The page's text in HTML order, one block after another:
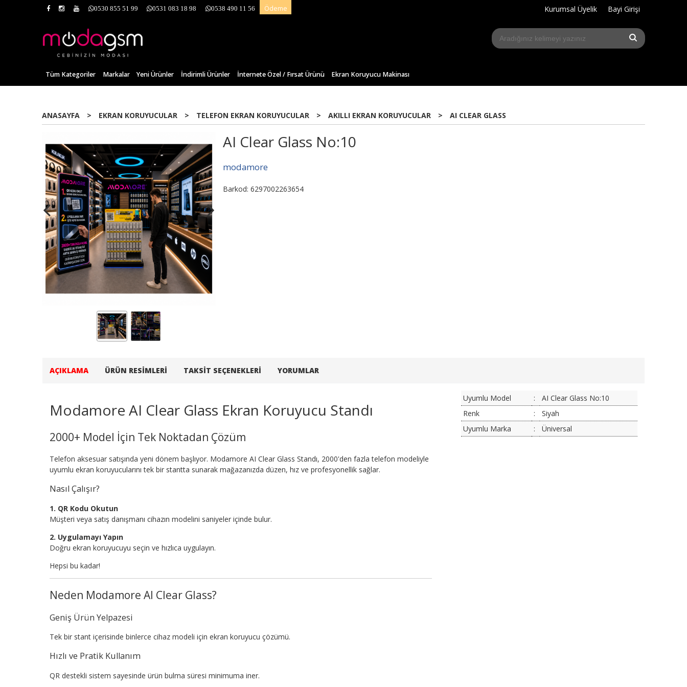
0530 855 51 99 0531 083 18 98 0538 490 11 56 Ödeme Kurumsal Üyelik Bayi Girişi
Tüm Kategoriler Markalar Yeni Ürünler İndirimli Ürünler İnternete Özel / Fırsat Ürünü Ekran Koruyucu Makinası
ANASAYFA > EKRAN KORUYUCULAR > TELEFON EKRAN KORUYUCULAR > AKILLI EKRAN KORUYUCULAR > AI CLEAR GLASS
AI Clear Glass No:10
modamore
Barkod: 6297002263654
AÇIKLAMA ÜRÜN RESIMLERI TAKSIT SEÇENEKLERI YORUMLAR
Modamore AI Clear Glass Ekran Koruyucu Standı
2000+ Model İçin Tek Noktadan Çözüm
Telefon aksesuar satışında yeni dönem başlıyor. Modamore AI Clear Glass Standı, 2000'den fazla telefon modeliyle
uyumlu ekran koruyucularını tek bir stantta sunarak mağazanızda düzen, hız ve profesyonellik sağlar.
Nasıl Çalışır?
1. QR Kodu Okutun
Müşteri veya satış danışmanı cihazın modelini saniyeler içinde bulur.
2. Uygulamayı Yapın
Doğru ekran koruyucuyu seçin ve hızlıca uygulayın.
Hepsi bu kadar!
Neden Modamore AI Clear Glass?
Geniş Ürün Yelpazesi
Tek bir stant içerisinde binlerce cihaz modeli için ekran koruyucu çözümü.
Hızlı ve Pratik Kullanım
QR destekli sistem sayesinde ürün bulma süresi minimuma iner.
Uyumlu Model :
AI Clear Glass No:10
Renk
:
Siyah
Uyumlu Marka
: Üniversal